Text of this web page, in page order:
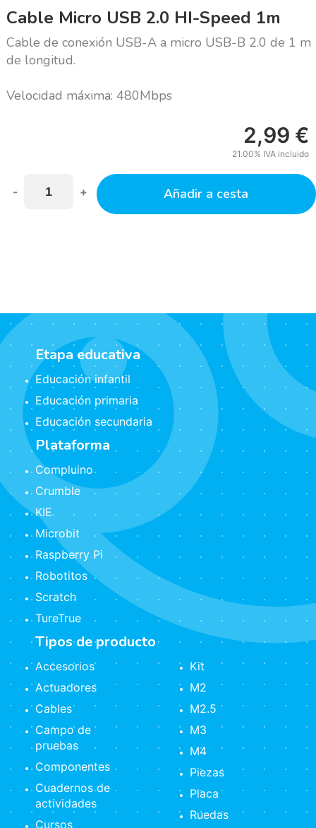
Cable Micro USB 2.0 HI-Speed 1m
Cable de conexión USB-A a micro USB-B 2.0 de 1 m
de longitud.
Velocidad máxima: 480Mbps
2,99 €
21.00% IVA incluido
- + Añadir a cesta
Etapa educativa
Educación infantil
Educación primaria
Educación secundaria
Plataforma
Compluino
Crumble
KIE
Microbit
Raspberry Pi
Robotitos
Scratch
TureTrue
Tipos de producto
Accesorios
Actuadores
Cables
Campo de
pruebas
Componentes
Cuadernos de
actividades
Cursos
Kit
M2
M2.5
M3
M4
Piezas
Placa
Ruedas